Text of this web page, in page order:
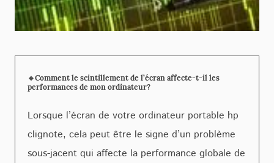
🔹Comment le scintillement de l’écran affecte-t-il les
performances de mon ordinateur?
Lorsque l’écran de votre ordinateur portable hp
clignote, cela peut être le signe d’un problème
sous-jacent qui affecte la performance globale de